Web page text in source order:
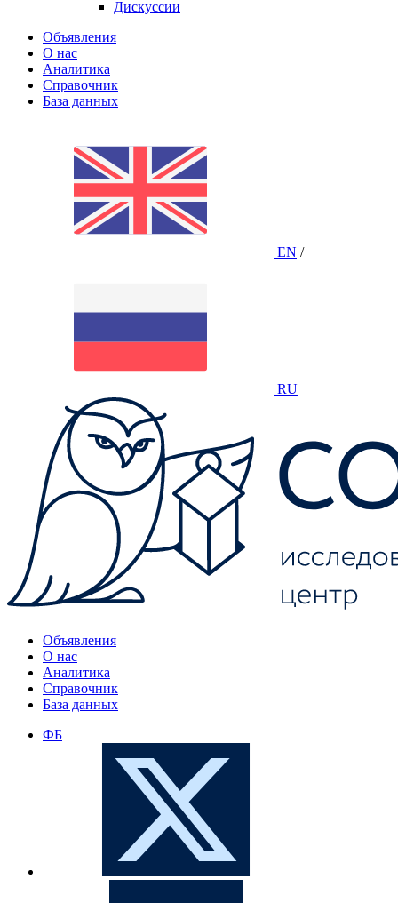
Дискуссии
Объявления
О нас
Аналитика
Справочник
База данных
EN /
RU
Объявления
О нас
Аналитика
Справочник
База данных
ФБ